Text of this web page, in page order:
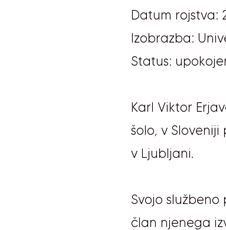
Datum rojstva:
Izobrazba:
Status:
Karl Viktor
šolo, v
v Ljubljani.
Svojo
član njenega